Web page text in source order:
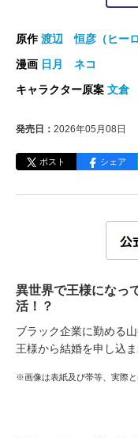
原作渡辺 恒彦（ヒーロ
漫画 日月 ネコ
キャラクター原案 文倉
発売日： 2026年05月08日
ポスト シェア
異世界で王様になっ
活！？
ブラック企業に勤める
王様から結婚を申し込
※画像は表紙及び帯等、実際と